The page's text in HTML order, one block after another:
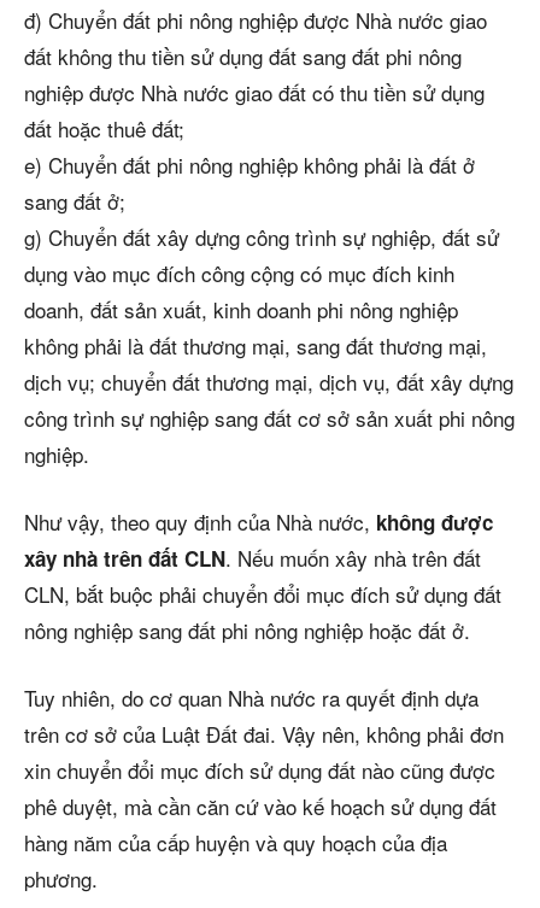
đ) Chuyển đất phi nông nghiệp được Nhà nước giao
đất không thu tiền sử dụng đất sang đất phi nông
nghiệp được Nhà nước giao đất có thu tiền sử dụng
đất hoặc thuê đất;
e) Chuyển đất phi nông nghiệp không phải là đất ở
sang đất ở;
g) Chuyển đất xây dựng công trình sự nghiệp, đất sử
dụng vào mục đích công cộng có mục đích kinh
doanh, đất sản xuất, kinh doanh phi nông nghiệp
không phải là đất thương mại, sang đất thương mại,
dịch vụ; chuyển đất thương mại, dịch vụ, đất xây dựng
công trình sự nghiệp sang đất cơ sở sản xuất phi nông
nghiệp.
Như vậy, theo quy định của Nhà nước, không được
xây nhà trên đất CLN. Nếu muốn xây nhà trên đất
CLN, bắt buộc phải chuyển đổi mục đích sử dụng đất
nông nghiệp sang đất phi nông nghiệp hoặc đất ở.
Tuy nhiên, do cơ quan Nhà nước ra quyết định dựa
trên cơ sở của Luật Đất đai. Vậy nên, không phải đơn
xin chuyển đổi mục đích sử dụng đất nào cũng được
phê duyệt, mà cần căn cứ vào kế hoạch sử dụng đất
hàng năm của cấp huyện và quy hoạch của địa
phương.